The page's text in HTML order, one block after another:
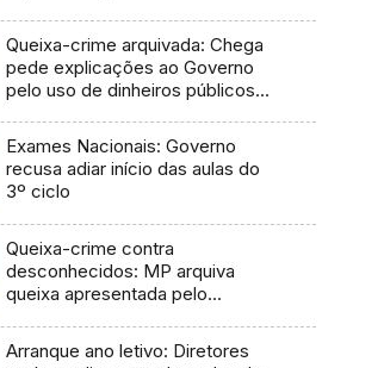
Queixa-crime arquivada: Chega
pede explicações ao Governo
pelo uso de dinheiros públicos
Exames Nacionais: Governo
recusa adiar início das aulas do
3º ciclo
Queixa-crime contra
desconhecidos: MP arquiva
queixa apresentada pelo
Arranque ano letivo: Diretores